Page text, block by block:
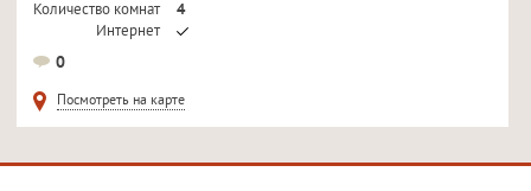
Количество комнат
4
Интернет
0
Посмотреть на карте